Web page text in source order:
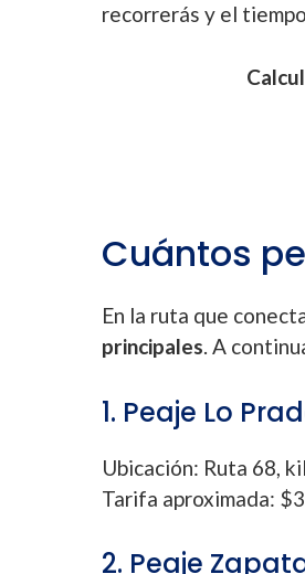
recorrerás y el
Cuántos
En la ruta que
principales. A
1. Peaje Lo
Ubicación: Ruta 68,
Tarifa aproximada:
2. Peaje